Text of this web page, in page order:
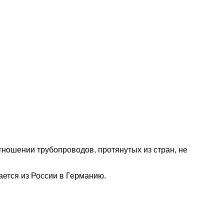
трубопроводов, протянутых из стран, не
из России в Германию.